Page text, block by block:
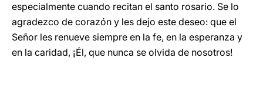
especialmente cuando recitan el santo rosario. Se lo
agradezco de corazón y les dejo este deseo: que el
Señor les renueve siempre en la fe, en la esperanza y
en la caridad, ¡Él, que nunca se olvida de nosotros!